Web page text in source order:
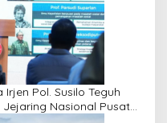
Pol. Susilo Teguh
Jejaring Nasional Pusat